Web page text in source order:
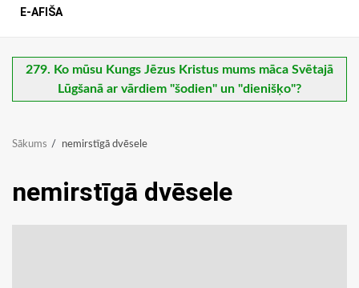
E-AFIŠA
279. Ko mūsu Kungs Jēzus Kristus mums māca Svētajā
Lūgšanā ar vārdiem "šodien" un "dienišķo"?
Sākums nemirstīgā dvēsele
nemirstīgā dvēsele